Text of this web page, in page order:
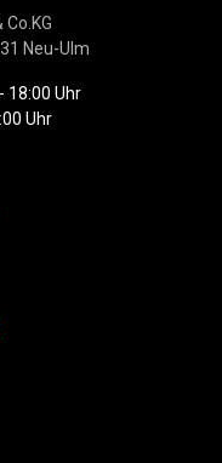
Neu-Ulm
18:00 Uhr
Uhr